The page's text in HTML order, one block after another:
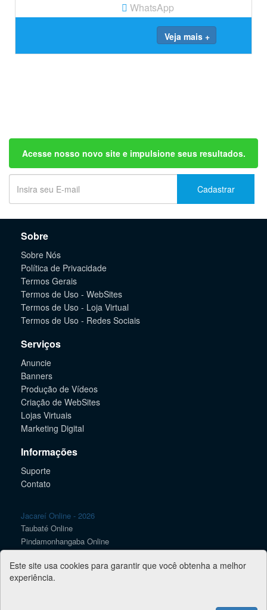
WhatsApp
Veja mais +
Acesse nosso novo site e impulsione seus resultados.
Cadastrar
Sobre
Sobre Nós
Política de Privacidade
Termos Gerais
Termos de Uso - WebSites
Termos de Uso - Loja Virtual
Termos de Uso - Redes Sociais
Serviços
Anuncie
Banners
Produção de Vídeos
Criação de WebSites
Lojas Virtuais
Marketing Digital
Informações
Suporte
Contato
Jacareí Online - 2026
Taubaté Online
Pindamonhangaba Online
Caçapava Online
Lorena Online
SJC Online
Este site usa cookies para garantir que você obtenha a melhor
experiência.